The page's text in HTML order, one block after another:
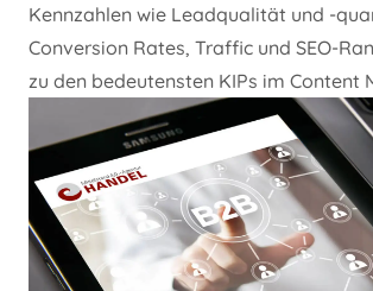
Kennzahlen wie Leadqualität und -
Conversion Rates, Traffic und SEO-
zu den bedeutensten KIPs im Content